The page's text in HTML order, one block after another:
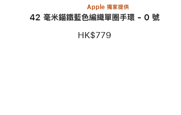
Apple 獨家提供
42 毫米錨鐵藍色編織單圈手環 - 0 號
HK$779